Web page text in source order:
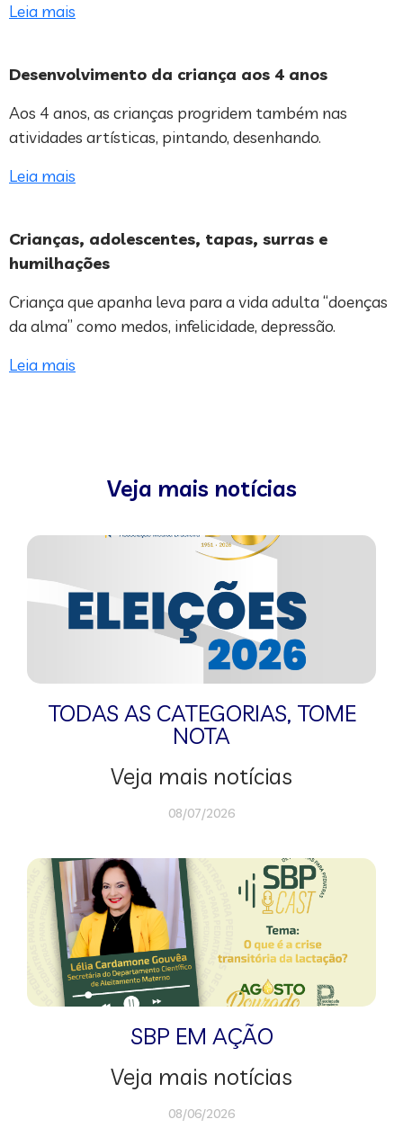
Leia mais
Desenvolvimento da criança aos 4 anos
Aos 4 anos, as crianças progridem também nas
atividades artísticas, pintando, desenhando.
Leia mais
Crianças, adolescentes, tapas, surras e
humilhações
Criança que apanha leva para a vida adulta “doenças
da alma” como medos, infelicidade, depressão.
Leia mais
Veja mais notícias
TODAS AS CATEGORIAS, TOME
NOTA
Veja mais notícias
08/07/2026
SBP EM AÇÃO
Veja mais notícias
08/06/2026